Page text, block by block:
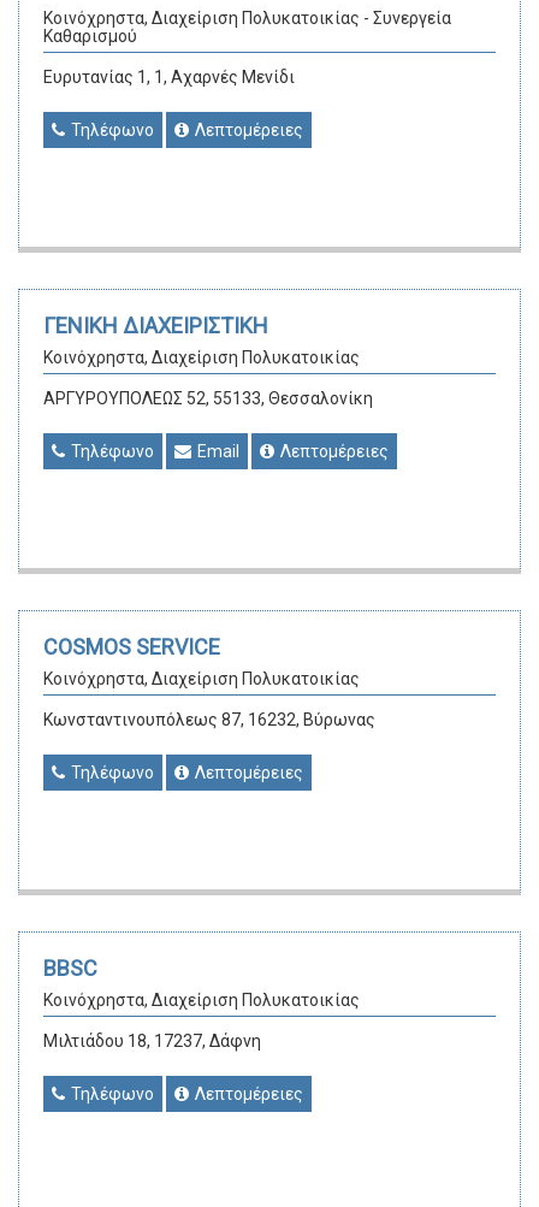
Κοινόχρηστα, Διαχείριση Πολυκατοικίας - Συνεργεία
Καθαρισμού
Ευρυτανίας 1, 1, Αχαρνές Μενίδι
Τηλέφωνο Λεπτομέρειες
ΓΕΝΙΚΗ ΔΙΑΧΕΙΡΙΣΤΙΚΗ
Κοινόχρηστα, Διαχείριση Πολυκατοικίας
ΑΡΓΥΡΟΥΠΟΛΕΩΣ 52, 55133, Θεσσαλονίκη
Τηλέφωνο Email Λεπτομέρειες
COSMOS SERVICE
Κοινόχρηστα, Διαχείριση Πολυκατοικίας
Κωνσταντινουπόλεως 87, 16232, Βύρωνας
Τηλέφωνο Λεπτομέρειες
BBSC
Κοινόχρηστα, Διαχείριση Πολυκατοικίας
Μιλτιάδου 18, 17237, Δάφνη
Τηλέφωνο Λεπτομέρειες